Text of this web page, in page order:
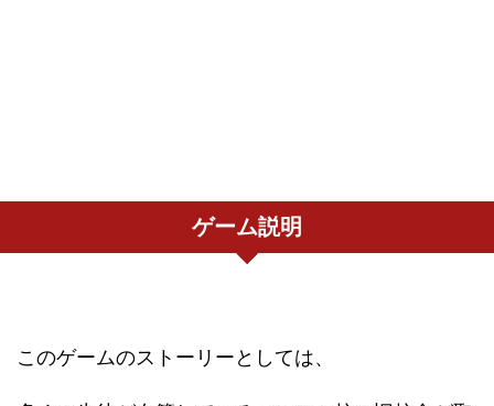
ゲーム説明
このゲームのストーリーとしては、